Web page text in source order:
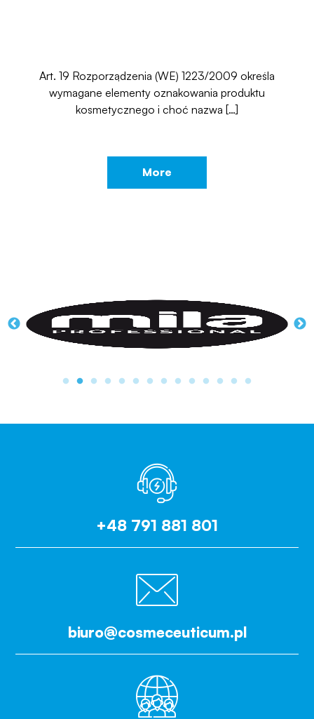
Art. 19 Rozporządzenia (WE) 1223/2009 określa
wymagane elementy oznakowania produktu
kosmetycznego i choć nazwa […]
More
+48 791 881 801
biuro@cosmeceuticum.pl